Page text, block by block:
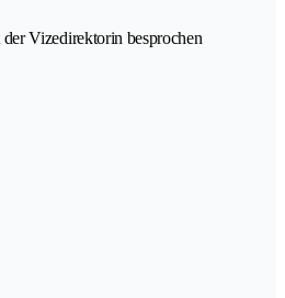
Vizedirektorin besprochen